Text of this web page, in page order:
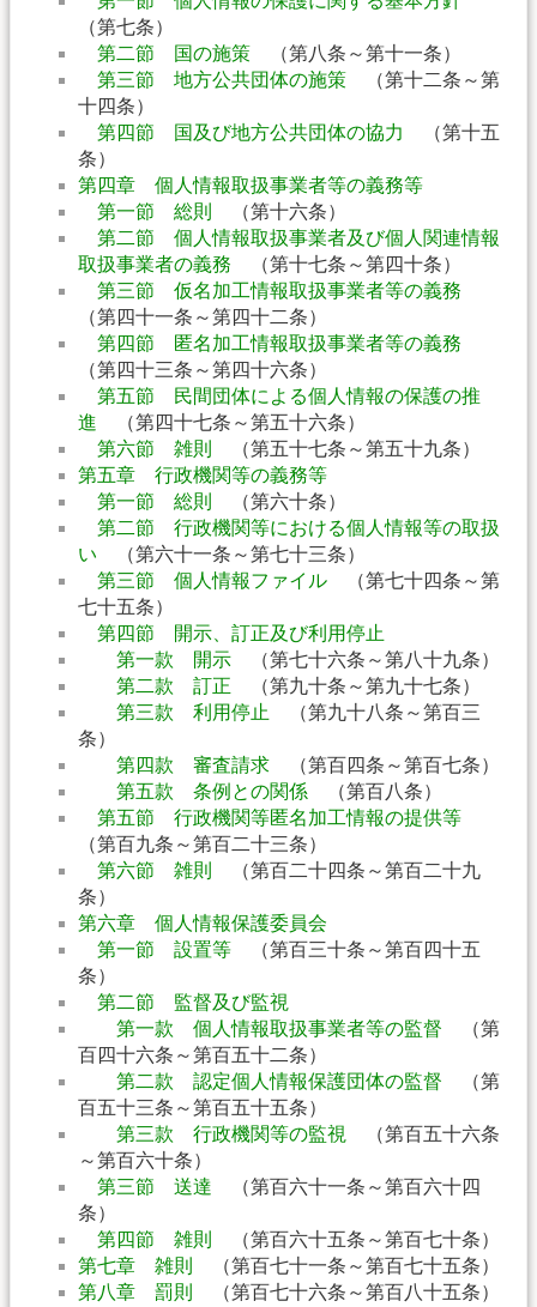
（第七条）
第二節 国の施策 （第八条～第十一条）
第三節 地方公共団体の施策 （第十二条～第
十四条）
第四節 国及び地方公共団体の協力
（第十五
条）
第四章 個人情報取扱事業者等の義務等
第一節 総則
（第十六条）
第二節 個人情報取扱事業者及び個人関連情報
取扱事業者の義務 （第十七条～第四十条）
第三節 仮名加工情報取扱事業者等の義務
（第四十一条～第四十二条）
第四節 匿名加工情報取扱事業者等の義務
（第四十三条～第四十六条）
第五節 民間団体による個人情報の保護の推
進 （第四十七条～第五十六条）
第六節 雑則
（第五十七条～第五十九条）
第五章 行政機関等の義務等
第一節 総則
（第六十条）
第二節 行政機関等における個人情報等の取扱
い （第六十一条～第七十三条）
第三節 個人情報ファイル （第七十四条～第
七十五条）
第四節 開示、訂正及び利用停止
第一款 開示 （第七十六条～第八十九条）
第二款 訂正
（第九十条～第九十七条）
第三款 利用停止 （第九十八条～第百三
条）
第四款 審査請求 （第百四条～第百七条）
第五款 条例との関係 （第百八条）
第五節 行政機関等匿名加工情報の提供等
（第百九条～第百二十三条）
第六節 雑則
（第百二十四条～第百二十九
条）
第六章 個人情報保護委員会
第一節 設置等 （第百三十条～第百四十五
条）
第二節 監督及び監視
第一款 個人情報取扱事業者等の監督 （第
百四十六条～第百五十二条）
第二款 認定個人情報保護団体の監督 （第
百五十三条～第百五十五条）
第三款 行政機関等の監視 （第百五十六条
～第百六十条）
第三節 送達 （第百六十一条～第百六十四
条）
第四節 雑則
（第百六十五条～第百七十条）
第七章 雑則
（第百七十一条～第百七十五条）
第八章 罰則
（第百七十六条～第百八十五条）